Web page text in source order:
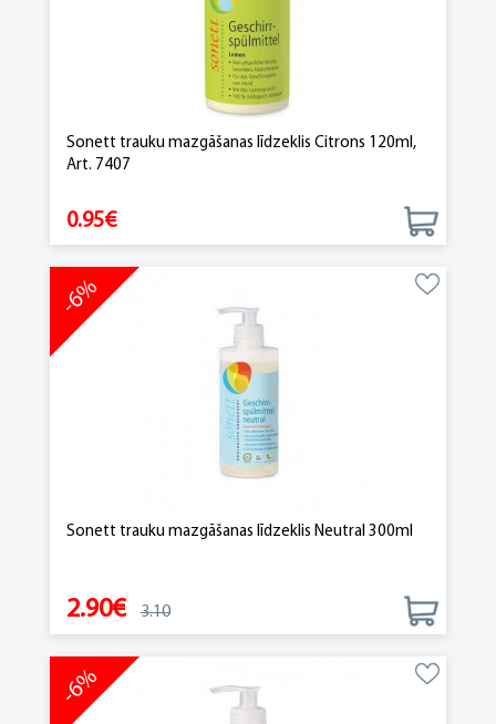
Sonett trauku mazgāšanas līdzeklis Citrons 120ml,
Art. 7407
0.95€
Sonett trauku mazgāšanas līdzeklis Neutral 300ml
-6%
2.90€ 3.10
-6%